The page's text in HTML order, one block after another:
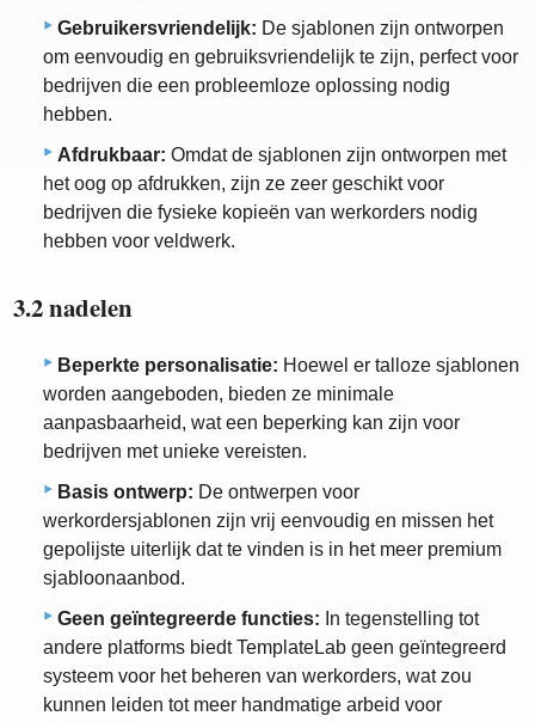
Gebruikersvriendelijk: De sjablonen zijn ontworpen
om eenvoudig en gebruiksvriendelijk te zijn, perfect voor
bedrijven die een probleemloze oplossing nodig
hebben.
Afdrukbaar: Omdat de sjablonen zijn ontworpen met
het oog op afdrukken, zijn ze zeer geschikt voor
bedrijven die fysieke kopieën van werkorders nodig
hebben voor veldwerk.
3.2 nadelen
Beperkte personalisatie: Hoewel er talloze sjablonen
worden aangeboden, bieden ze minimale
aanpasbaarheid, wat een beperking kan zijn voor
bedrijven met unieke vereisten.
Basis ontwerp: De ontwerpen voor
werkordersjablonen zijn vrij eenvoudig en missen het
gepolijste uiterlijk dat te vinden is in het meer premium
sjabloonaanbod.
Geen geïntegreerde functies: In tegenstelling tot
andere platforms biedt TemplateLab geen geïntegreerd
systeem voor het beheren van werkorders, wat zou
kunnen leiden tot meer handmatige arbeid voor